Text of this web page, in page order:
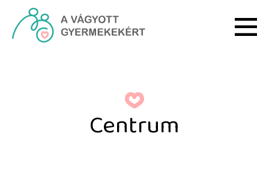
Ugrás a fő tartalomhoz
Centrum